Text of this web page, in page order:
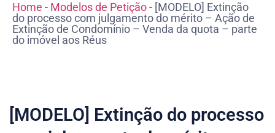
Home - Modelos de Petição- [MODELO] Extinção
do processo com julgamento do mérito – Ação de
Extinção de Condomínio – Venda da quota – parte
do imóvel aos Réus
[MODELO] Extinção do processo